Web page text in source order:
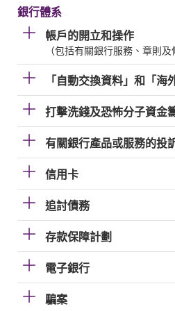
銀行體系
帳戶的開立和操作
（包括有關銀行服務、章則
「自動交換資料」和「海
打擊洗錢及恐怖分子資金
有關銀行產品或服務的投
信用卡
追討債務
存款保障計劃
電子銀行
騙案